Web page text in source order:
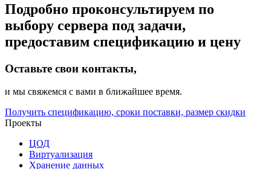
Подробно проконсультируем по
выбору сервера под задачи,
предоставим спецификацию и цену
Оставьте свои контакты,
и мы свяжемся с вами в ближайшее время.
Получить спецификацию, сроки поставки, размер скидки
Проекты
ЦОД
Виртуализация
Хранение данных